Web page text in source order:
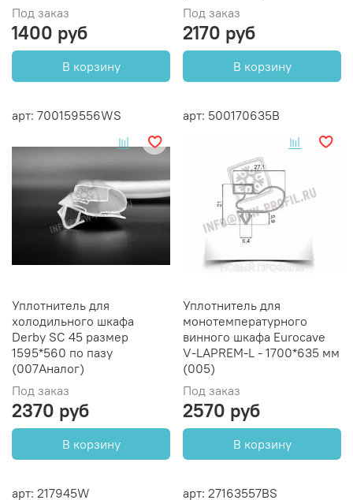
Под заказ
1400 руб
В корзину
Под заказ
2170 руб
В корзину
арт: 700159556WS
Уплотнитель для
холодильного шкафа
Derby SC 45 размер
1595*560 по пазу
(007Аналог)
Под заказ
2370 руб
В корзину
арт: 500170635B
Уплотнитель для
монотемпературного
винного шкафа Eurocave
V-LAPREM-L - 1700*635 мм
(005)
Под заказ
2570 руб
В корзину
арт: 217945W арт: 27163557BS